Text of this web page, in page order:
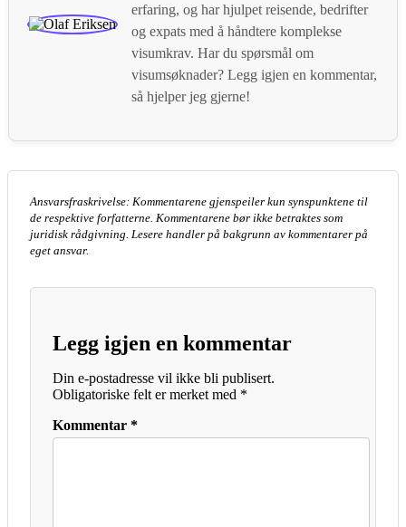
erfaring, og har hjulpet reisende, bedrifter
og expats med å håndtere komplekse
visumkrav. Har du spørsmål om
visumsøknader? Legg igjen en kommentar,
så hjelper jeg gjerne!
Legg igjen en kommentar
Din e-postadresse vil ikke bli publisert.
Obligatoriske felt er merket med *
Kommentar *
Ansvarsfraskrivelse: Kommentarene gjenspeiler kun synspunktene til
de respektive forfatterne. Kommentarene bør ikke betraktes som
juridisk rådgivning. Lesere handler på bakgrunn av kommentarer på
eget ansvar.